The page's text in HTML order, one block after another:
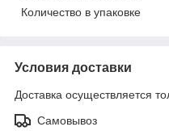
Количество в упаковке
Условия доставки
Доставка осуществляется
Самовывоз